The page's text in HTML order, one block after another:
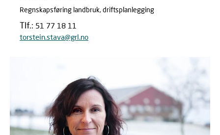
Regnskapsføring landbruk, driftsplanlegging
Tlf.: 51 77 18 11
torstein.stava@grl.no